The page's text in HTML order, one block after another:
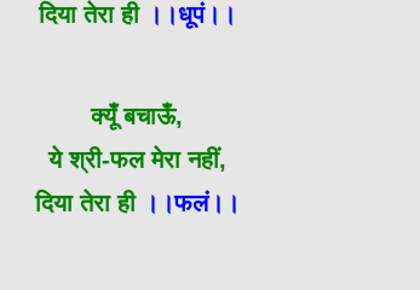
दिया तेरा ही।।धूपं।।
क्यूँ बचाऊँ,
ये श्री-फल मेरा नहीं,
दिया तेरा ही ।।फलं।।